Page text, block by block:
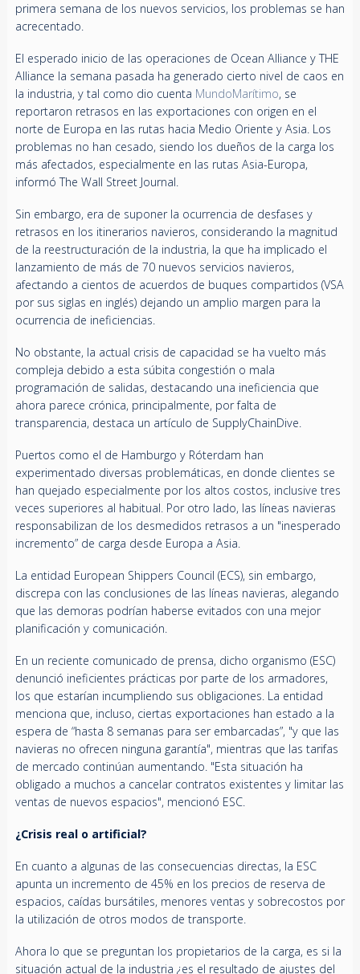
primera semana de los nuevos servicios, los problemas se han
acrecentado.
El esperado inicio de las operaciones de Ocean Alliance y THE
Alliance la semana pasada ha generado cierto nivel de caos en
la industria, y tal como dio cuenta MundoMarítimo, se
reportaron retrasos en las exportaciones con origen en el
norte de Europa en las rutas hacia Medio Oriente y Asia. Los
problemas no han cesado, siendo los dueños de la carga los
más afectados, especialmente en las rutas Asia-Europa,
informó The Wall Street Journal.
Sin embargo, era de suponer la ocurrencia de desfases y
retrasos en los itinerarios navieros, considerando la magnitud
de la reestructuración de la industria, la que ha implicado el
lanzamiento de más de 70 nuevos servicios navieros,
afectando a cientos de acuerdos de buques compartidos (VSA
por sus siglas en inglés) dejando un amplio margen para la
ocurrencia de ineficiencias.
No obstante, la actual crisis de capacidad se ha vuelto más
compleja debido a esta súbita congestión o mala
programación de salidas, destacando una ineficiencia que
ahora parece crónica, principalmente, por falta de
transparencia, destaca un artículo de SupplyChainDive.
Puertos como el de Hamburgo y Róterdam han
experimentado diversas problemáticas, en donde clientes se
han quejado especialmente por los altos costos, inclusive tres
veces superiores al habitual. Por otro lado, las líneas navieras
responsabilizan de los desmedidos retrasos a un "inesperado
incremento” de carga desde Europa a Asia.
La entidad European Shippers Council (ECS), sin embargo,
discrepa con las conclusiones de las líneas navieras, alegando
que las demoras podrían haberse evitados con una mejor
planificación y comunicación.
En un reciente comunicado de prensa, dicho organismo (ESC)
denunció ineficientes prácticas por parte de los armadores,
los que estarían incumpliendo sus obligaciones. La entidad
menciona que, incluso, ciertas exportaciones han estado a la
espera de “hasta 8 semanas para ser embarcadas”, "y que las
navieras no ofrecen ninguna garantía", mientras que las tarifas
de mercado continúan aumentando. "Esta situación ha
obligado a muchos a cancelar contratos existentes y limitar las
ventas de nuevos espacios", mencionó ESC.
¿Crisis real o artificial?
En cuanto a algunas de las consecuencias directas, la ESC
apunta un incremento de 45% en los precios de reserva de
espacios, caídas bursátiles, menores ventas y sobrecostos por
la utilización de otros modos de transporte.
Ahora lo que se preguntan los propietarios de la carga, es si la
situación actual de la industria ¿es el resultado de ajustes del